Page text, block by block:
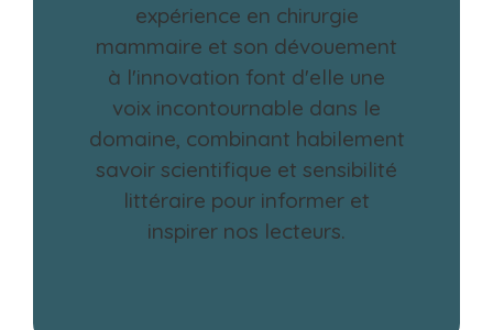
expérience en chirurgie
mammaire et son dévouement
à l'innovation font d'elle une
voix incontournable dans le
domaine, combinant habilement
savoir scientifique et sensibilité
littéraire pour informer et
inspirer nos lecteurs.